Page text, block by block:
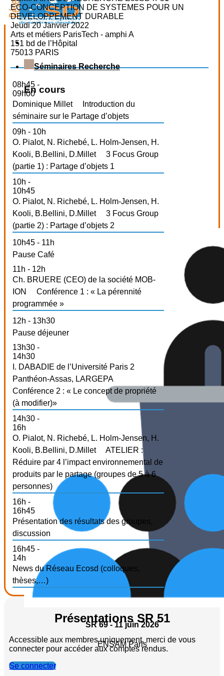
Séminaires Recherche
En cours
SR 69 - 11 juin 2026
ENSAM Paris
ECO-CONCEPTION DE SYSTEMES POUR UN
DEVELOPPEMENT DURABLE
Jeudi 20 Janvier 2022
Arts et métiers ParisTech - amphi A
151 bd de l’Hôpital
75013 PARIS
08h45 -
09h00
Dominique Millet
Introduction du
séminaire sur le Partage d’objets
09h - 10h
O. Pialot, N. Richebé, L. Holm-Jensen, H.
Kooli, B.Bellini, D.Millet
3 Focus Group
(partie 1) : Partage d’objets 1
10h -
10h45
O. Pialot, N. Richebé, L. Holm-Jensen, H.
Kooli, B.Bellini, D.Millet
3 Focus Group
(partie 2) : Partage d’objets 2
10h45 - 11h
Pause Café
11h - 12h
Ch. BRUERE (CEO) de la société MOB-
ION
Conférence 1 : « La pérennité
programmée »
12h - 13h30
Pause déjeuner
13h30 -
14h30
I. DABADIE de l’Université Paris 2
Panthéon-Assas, LARGEPA
Conférence 2 : « Le concept de propriété
(à modifier)»
14h30 -
16h
O. Pialot, N. Richebé, L. Holm-Jensen, H.
Kooli, B.Bellini, D.Millet
ATELIER :
Réduire par 4 l’impact environnemental de
produits par le partage (groupes de 5 à 6
personnes)
16h -
16h45
Présentation des résultats des groupes,
discussion
16h45 -
14h
News du Réseau Ecosd (colloques,
thèses,…)
Présentations SR 51
Accessible aux membres uniquement, merci de vous
connecter pour accéder aux comptes rendus.
Se connecter